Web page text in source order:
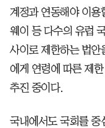
계정과 연동해야 이용
웨이 등 다수의 유럽
사이로 제한하는 법
에게 연령에 따른 제
추진 중이다.
국내에서도 국회를 중